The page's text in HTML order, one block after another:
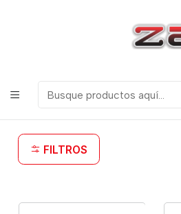
ELECTRONICOS,
Miscelanea
Base para Integrados
FILTROS